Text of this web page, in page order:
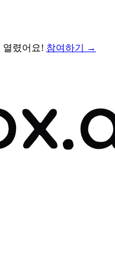
열렸어요! 참여하기 →